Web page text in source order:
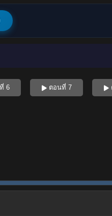
6 ตอนที่ 7